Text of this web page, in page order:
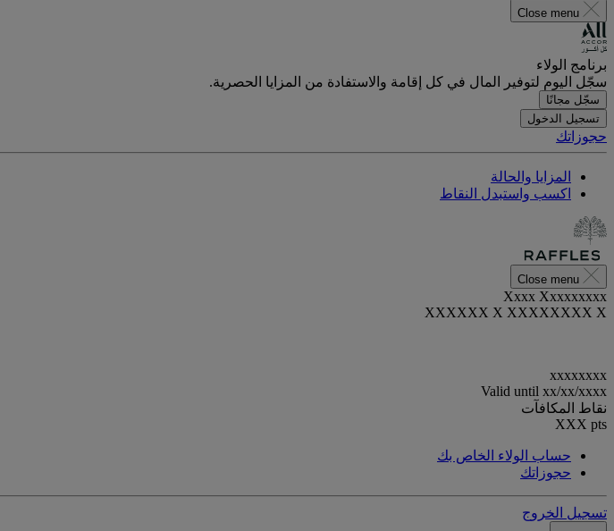
Close menu
برنامج الولاء
سجّل اليوم لتوفير المال في كل إقامة والاستفادة من المزايا الحصرية.
سجّل مجانًا
تسجيل الدخول
حجوزاتك
المزايا والحالة
اكسب واستبدل النقاط
Close menu
Xxxx Xxxxxxxxx
XXXXXX X XXXXXXXX X
xxxxxxxx
Valid until xx/xx/xxxx
نقاط المكافآت
XXX pts
حساب الولاء الخاص بك
حجوزاتك
تسجيل الخروج